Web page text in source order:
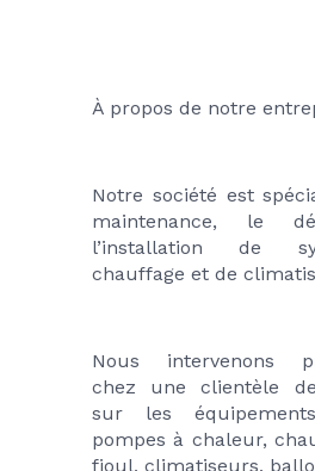
À propos de notre
Notre société est
maintenance, le
l’installation de
chauffage et de
Nous intervenons
chez une clientèle
sur les
pompes à chaleur,
fioul, climatiseurs,